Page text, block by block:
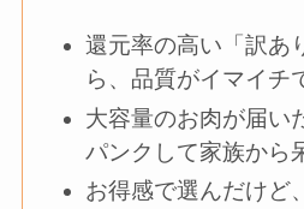
還元率の高い「訳あ
ら、品質がイマイチ
大容量のお肉が届い
パンクして家族から
お得感で選んだけど